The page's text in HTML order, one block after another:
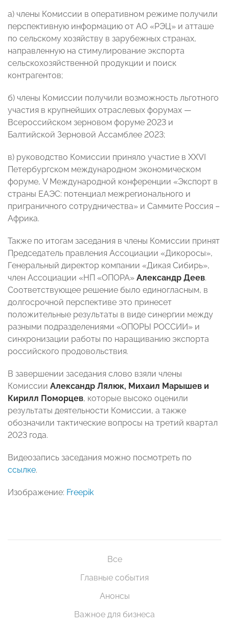
а) члены Комиссии в оперативном режиме получили
перспективную информацию от АО «РЭЦ» и атташе
по сельскому хозяйству в зарубежных странах,
направленную на стимулирование экспорта
сельскохозяйственной продукции и поиск
контрагентов;
б) члены Комиссии получили возможность льготного
участия в крупнейших отраслевых форумах —
Всероссийском зерновом форуме 2023 и
Балтийской Зерновой Ассамблее 2023;
в) руководство Комиссии приняло участие в XXVI
Петербургском международном экономическом
форуме, V Международной конференции «Экспорт в
страны ЕАЭС: потенциал межрегионального и
приграничного сотрудничества» и Саммите Россия –
Африка.
Также по итогам заседания в члены Комиссии принят
Председатель правления Ассоциации «Дикоросы»,
Генеральный директор компании «Дикая Сибирь»,
член Ассоциации «НП «ОПОРА» Александр Деев.
Соответствующее решение было единогласным, в
долгосрочной перспективе это принесет
положительные результаты в виде синергии между
разными подразделениями «ОПОРЫ РОССИИ» и
синхронизации работы по наращиванию экспорта
российского продовольствия.
В завершении заседания слово взяли члены
Комиссии Александр Лялюк, Михаил Марышев и
Кирилл Поморцев, которые высоко оценили
результаты деятельности Комиссии, а также
обозначили тактические вопросы на третий квартал
2023 года.
Видеозапись заседания можно посмотреть по
ссылке.
Изображение: Freepik
Все
Главные события
Анонсы
Важное для бизнеса